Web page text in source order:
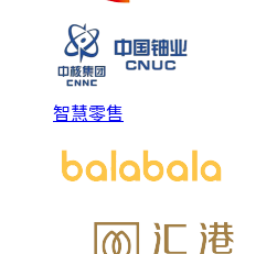
智慧零售